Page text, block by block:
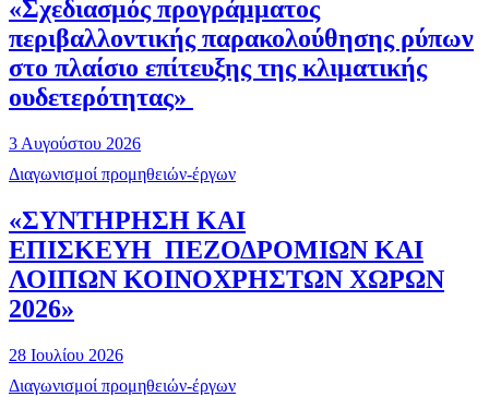
«Σχεδιασμός προγράμματος
περιβαλλοντικής παρακολούθησης ρύπων
στο πλαίσιο επίτευξης της κλιματικής
ουδετερότητας»
3 Αυγούστου 2026
Διαγωνισμοί προμηθειών-έργων
«ΣΥΝΤΗΡΗΣΗ ΚΑΙ
ΕΠΙΣΚΕΥΗ ΠΕΖΟΔΡΟΜΙΩΝ ΚΑΙ
ΛΟΙΠΩΝ ΚΟΙΝΟΧΡΗΣΤΩΝ ΧΩΡΩΝ
2026»
28 Ιουλίου 2026
Διαγωνισμοί προμηθειών-έργων